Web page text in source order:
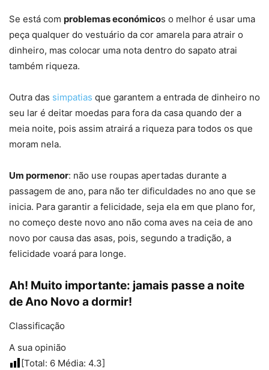
Se está com problemas económicos o melhor é usar uma
peça qualquer do vestuário da cor amarela para atrair o
dinheiro, mas colocar uma nota dentro do sapato atrai
também riqueza.
Outra das simpatias que garantem a entrada de dinheiro no
seu lar é deitar moedas para fora da casa quando der a
meia noite, pois assim atrairá a riqueza para todos os que
moram nela.
Um pormenor: não use roupas apertadas durante a
passagem de ano, para não ter dificuldades no ano que se
inicia. Para garantir a felicidade, seja ela em que plano for,
no começo deste novo ano não coma aves na ceia de ano
novo por causa das asas, pois, segundo a tradição, a
felicidade voará para longe.
Ah! Muito importante: jamais passe a noite
de Ano Novo a dormir!
Classificação
A sua opinião
[Total: 6 Média: 4.3]